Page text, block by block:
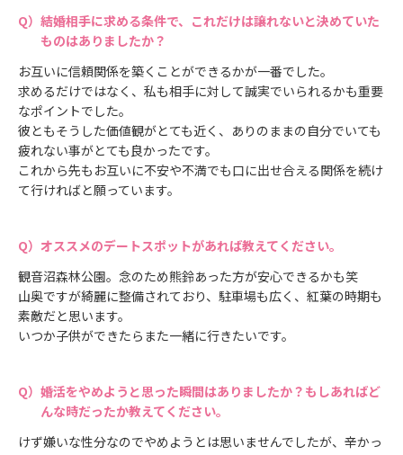
結婚相手に求める条件で、これだけは譲れないと決めていた
ものはありましたか？
お互いに信頼関係を築くことができるかが一番でした。
求めるだけではなく、私も相手に対して誠実でいられるかも重要
なポイントでした。
彼ともそうした価値観がとても近く、ありのままの自分でいても
疲れない事がとても良かったです。
これから先もお互いに不安や不満でも口に出せ合える関係を続け
て行ければと願っています。
オススメのデートスポットがあれば教えてください。
観音沼森林公園。念のため熊鈴あった方が安心できるかも笑
山奥ですが綺麗に整備されており、駐車場も広く、紅葉の時期も
素敵だと思います。
いつか子供ができたらまた一緒に行きたいです。
婚活をやめようと思った瞬間はありましたか？もしあればど
んな時だったか教えてください。
けず嫌いな性分なのでやめようとは思いませんでしたが、辛かっ